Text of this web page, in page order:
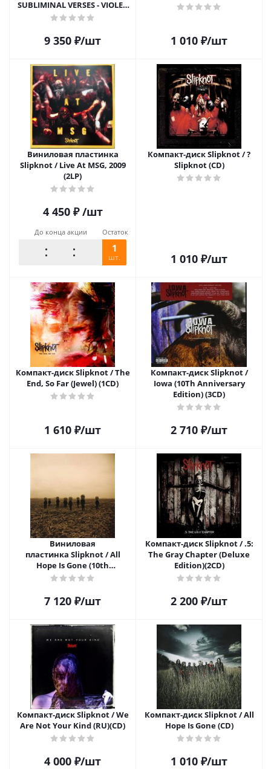
SUBLIMINAL VERSES - VIOLET
VINYL (2LP)
9 350 ₽/шт 1 010 ₽/шт
Виниловая пластинка
Slipknot / Live At MSG, 2009
(2LP)
4 450₽ /шт
До конца акции Остаток
1
шт.
Компакт-диск Slipknot / ?
Slipknot (CD)
1 010 ₽/шт
Компакт-диск Slipknot / The
End, So Far (Jewel) (1CD)
1 610 ₽/шт
Компакт-диск Slipknot /
Iowa (10Th Anniversary
Edition) (3CD)
2 710 ₽/шт
Виниловая
пластинка Slipknot / All
Hope Is Gone (10th
Anniversary Edition)(2LP+CD)
7 120 ₽/шт
Компакт-диск Slipknot / .5:
The Gray Chapter (Deluxe
Edition)(2CD)
2 200 ₽/шт
Компакт-диск Slipknot / We
Are Not Your Kind (RU)(CD)
4 000 ₽/шт
Компакт-диск Slipknot / All
Hope Is Gone (CD)
1 010 ₽/шт